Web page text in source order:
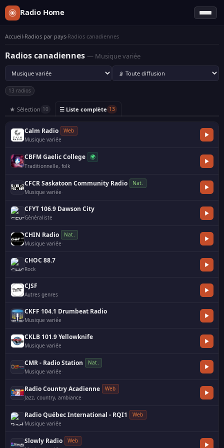
Radio Home
Accueil›Radios par pays›Radios canadiennes
Radios canadiennes — Musique variée
13 radios
★ Sélection 10 ☰ Liste complète 13
Calm Radio
Web
Musique variée
CBFM Gaelic College 🌍
Traditionnelle, folk
CFCR Saskatoon Community Radio
Nat.
Musique variée·
CFYT 106.9 Dawson City
Généraliste
CHIN Radio
Nat.
Musique variée·
CHOC 88.7
Rock
CJSF
Autres genres
CKFF 104.1 Drumbeat Radio
Musique variée
CKLB 101.9 Yellowknife
Musique variée
CMR - Radio Station
Nat.
Musique variée·
Radio Country Acadienne
Web
Jazz, country, ambiance·
Radio Québec International - RQI1
Web
Musique variée
Slowly Radio
Web